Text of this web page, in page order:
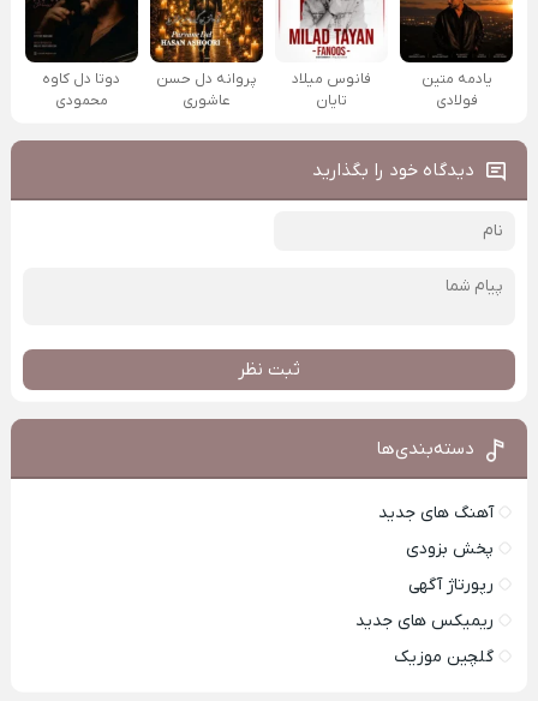
یادمه متین
فولادی
فانوس میلاد
تایان
پروانه دل حسن
عاشوری
دوتا دل کاوه
محمودی
دیدگاه خود را بگذارید
ثبت نظر
دسته‌بندی‌ها
آهنگ های جدید
پخش بزودی
رپورتاژ آگهی
ریمیکس های جدید
گلچین موزیک